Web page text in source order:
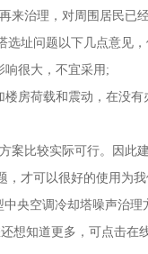
来治理，对周围居民已
址问题以下几点意见，
响很大，不宜采用;
楼房荷载和震动，在没
案比较实际可行。因此
才可以很好的使用为我
中央空调冷却塔噪声治
想知道更多，可点击在